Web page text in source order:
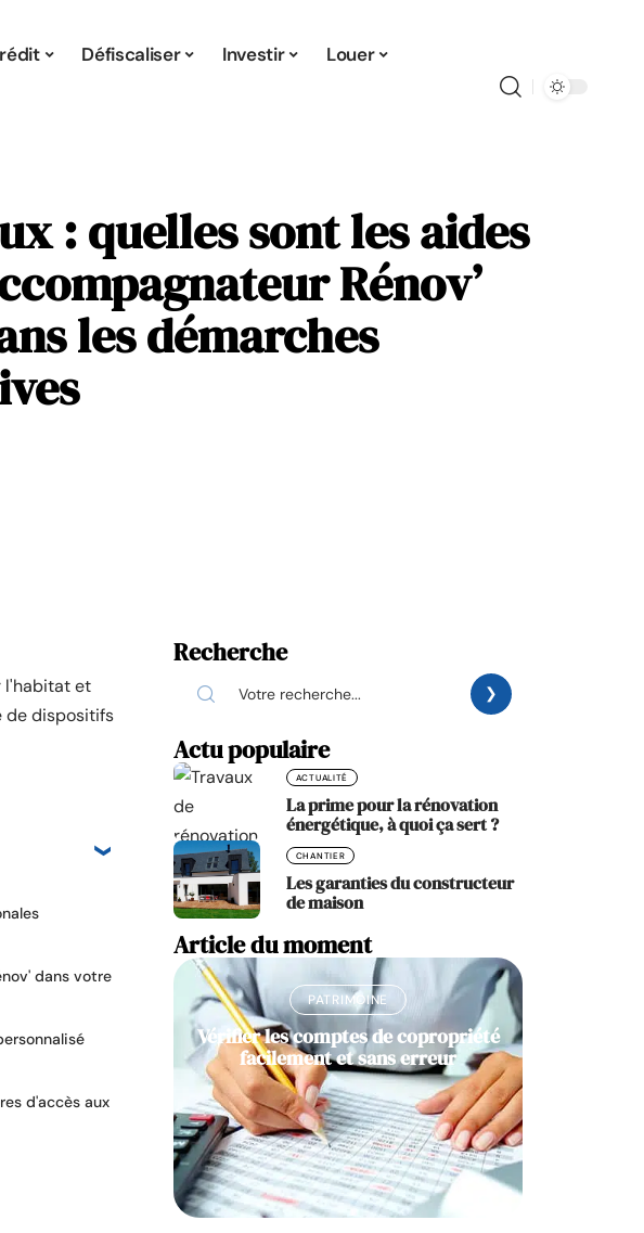
Défiscaliser Investir Louer
: quelles sont les aides
Rénov’
les démarches
l'habitat et
de dispositifs
dans votre
d'accès aux
Recherche
Actu populaire
ACTUALITÉ
La prime pour la rénovation
énergétique, à quoi ça sert ?
CHANTIER
Les garanties du constructeur
de maison
Article du moment
PATRIMOINE
Vérifier les comptes de copropriété
facilement et sans erreur